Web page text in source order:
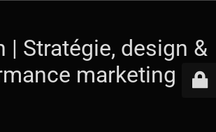
| Stratégie, design &
marketing